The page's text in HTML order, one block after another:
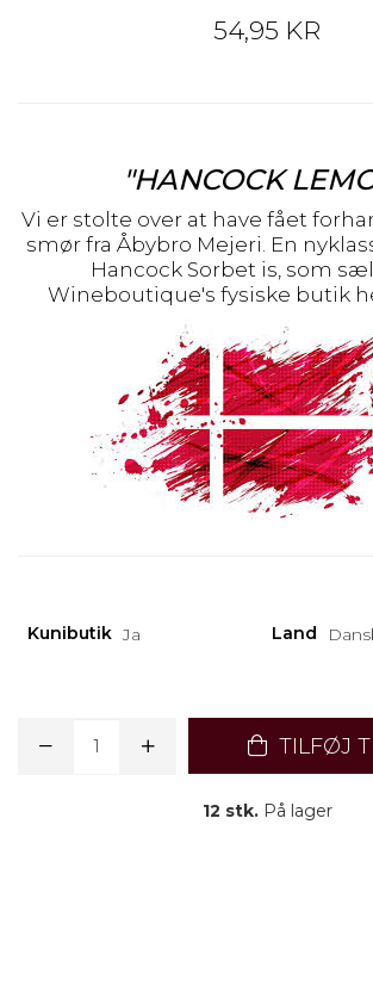
54,95 KR
"HANCOCK
Vi er stolte over at have fået
smør fra Åbybro Mejeri. En
Hancock Sorbet is, som
Wineboutique's fysiske butik
Kunibutik Ja Land
TILFØJ
12 stk.På lager